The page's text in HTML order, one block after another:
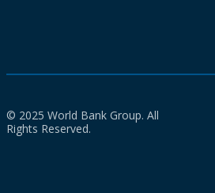
© 2025 World Bank Group. All
Rights Reserved.